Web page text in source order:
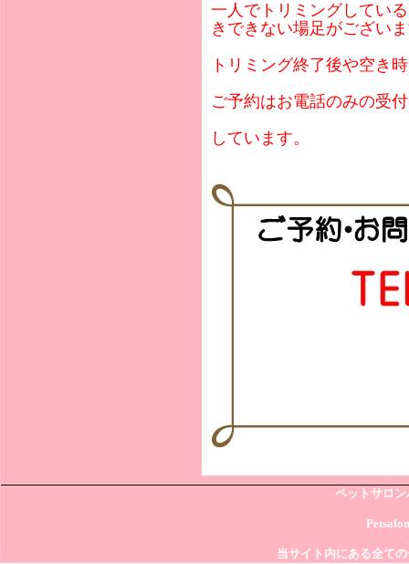
一人でトリミングしてい
きできない場足がござい
トリミング終了後や空き
ご予約はお電話のみの受
しています。
ペットサロ
当サイト内にある全て